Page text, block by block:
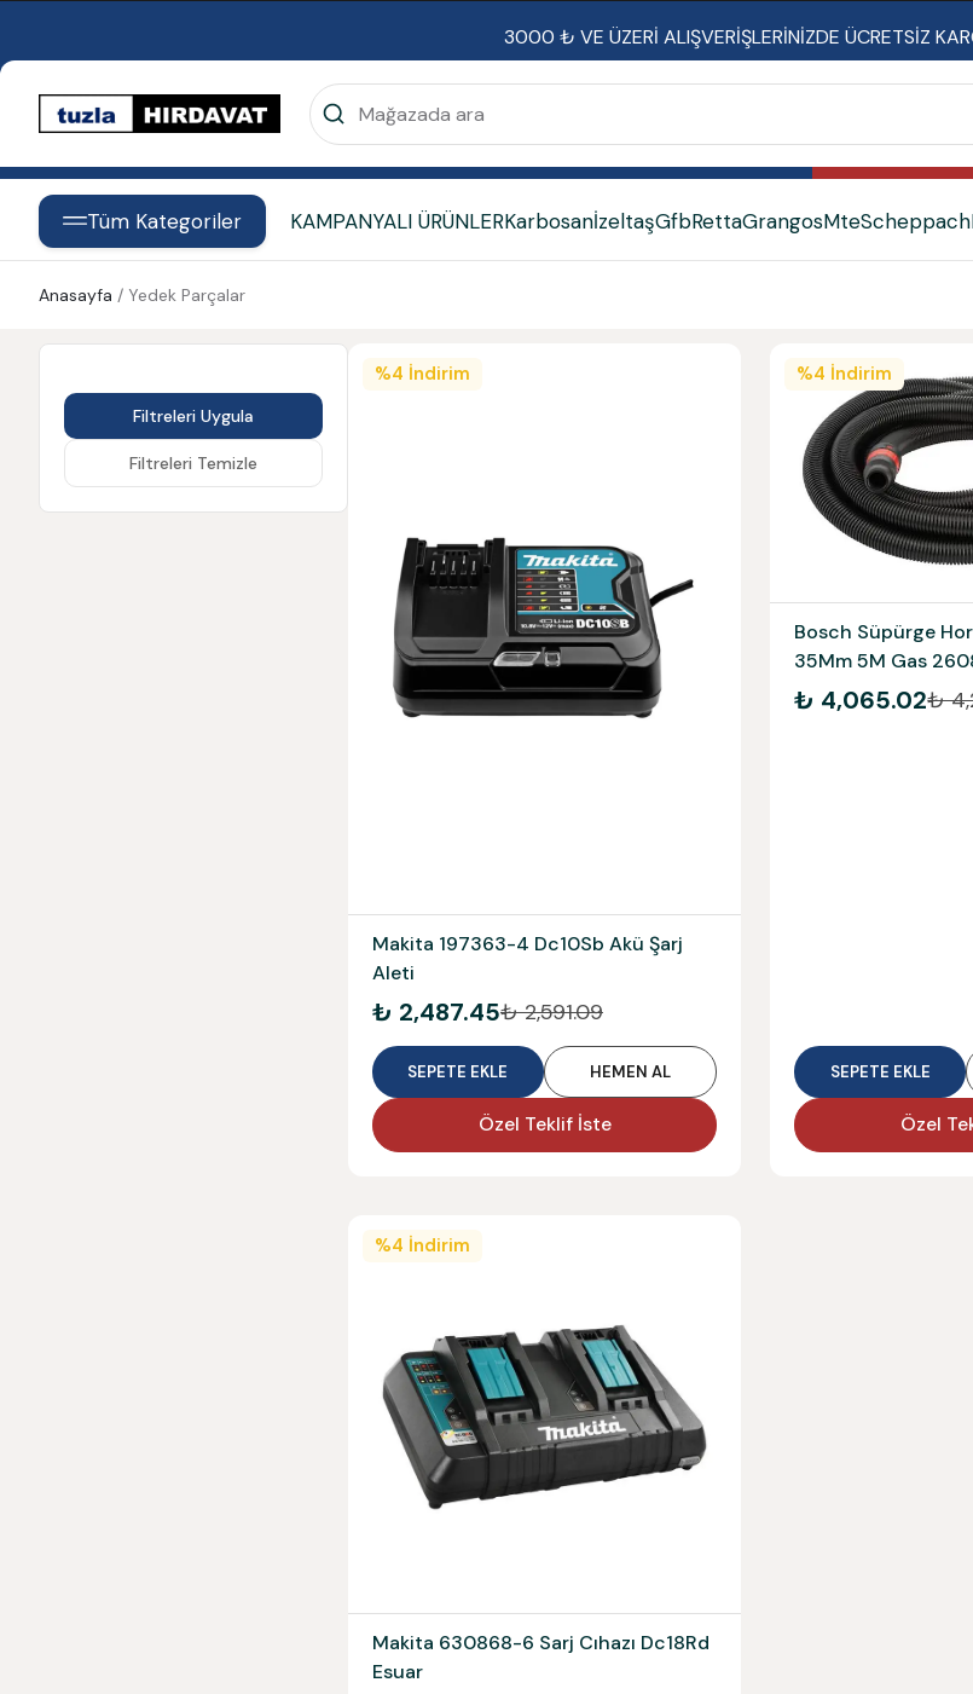
3000 ₺ VE ÜZERİ ALIŞVERİŞLERİNİZDE ÜCRETSİZ
Tüm Kategoriler KAMPANYALI ÜRÜNLERKarbosanİzeltaşGfbRettaGrangosMteScheppach
Anasayfa / Yedek Parçalar
Filtreleri Uygula
Filtreleri Temizle
%4 İndirim
Makita 197363-4 Dc10Sb Akü Şarj
Aleti
₺ 2,487.45₺ 2,591.09
SEPETE EKLE HEMEN AL
Özel Teklif İste
%4 İndirim
Bosch Süpürge
35Mm 5M Gas
₺ 4,065.02₺
SEPETE EKLE
Özel
%4 İndirim
Makita 630868-6 Sarj Cıhazı Dc18Rd
Esuar